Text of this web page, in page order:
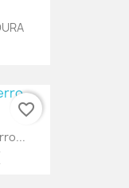
favorite_border